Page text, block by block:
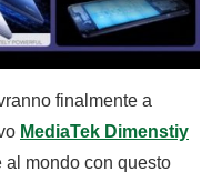
finalmente a
MediaTek Dimenstiy
al mondo con questo